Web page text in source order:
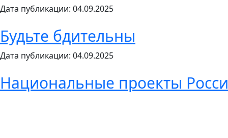
Дата публикации: 04.09.2025
Будьте бдительны
Дата публикации: 04.09.2025
Национальные проекты